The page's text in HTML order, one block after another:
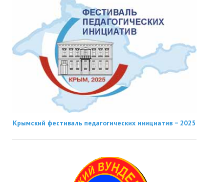
Крымский фестиваль педагогических инициатив − 2025